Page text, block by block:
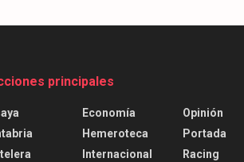
principales
Economía
Hemeroteca
Internacional
Opinión
Portada
Racing